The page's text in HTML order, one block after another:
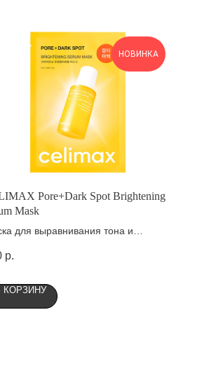
НОВИНКА
Pore+Dark Spot Brightening
Mask
для выравнивания тона и
р.
КОРЗИНУ